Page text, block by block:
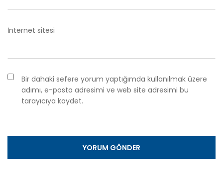
İnternet sitesi
Bir dahaki sefere yorum yaptığımda kullanılmak üzere
adımı, e-posta adresimi ve web site adresimi bu
tarayıcıya kaydet.